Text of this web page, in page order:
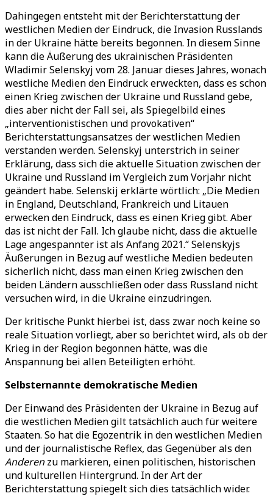
Dahingegen entsteht mit der Berichterstattung der
westlichen Medien der Eindruck, die Invasion Russlands
in der Ukraine hätte bereits begonnen. In diesem Sinne
kann die Äußerung des ukrainischen Präsidenten
Wladimir Selenskyj vom 28. Januar dieses Jahres, wonach
westliche Medien den Eindruck erweckten, dass es schon
einen Krieg zwischen der Ukraine und Russland gebe,
dies aber nicht der Fall sei, als Spiegelbild eines
„interventionistischen und provokativen“
Berichterstattungsansatzes der westlichen Medien
verstanden werden. Selenskyj unterstrich in seiner
Erklärung, dass sich die aktuelle Situation zwischen der
Ukraine und Russland im Vergleich zum Vorjahr nicht
geändert habe. Selenskij erklärte wörtlich: „Die Medien
in England, Deutschland, Frankreich und Litauen
erwecken den Eindruck, dass es einen Krieg gibt. Aber
das ist nicht der Fall. Ich glaube nicht, dass die aktuelle
Lage angespannter ist als Anfang 2021.“ Selenskyjs
Äußerungen in Bezug auf westliche Medien bedeuten
sicherlich nicht, dass man einen Krieg zwischen den
beiden Ländern ausschließen oder dass Russland nicht
versuchen wird, in die Ukraine einzudringen.
Der kritische Punkt hierbei ist, dass zwar noch keine so
reale Situation vorliegt, aber so berichtet wird, als ob der
Krieg in der Region begonnen hätte, was die
Anspannung bei allen Beteiligten erhöht.
Selbsternannte demokratische Medien
Der Einwand des Präsidenten der Ukraine in Bezug auf
die westlichen Medien gilt tatsächlich auch für weitere
Staaten. So hat die Egozentrik in den westlichen Medien
und der journalistische Reflex, das Gegenüber als den
Anderenzu markieren, einen politischen, historischen
und kulturellen Hintergrund. In der Art der
Berichterstattung spiegelt sich dies tatsächlich wider.